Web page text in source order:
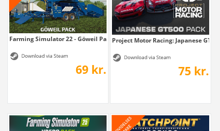
Farming Simulator 22 - Göweil Pack
69 kr.
Project Motor Racing: Japanese
75 kr.